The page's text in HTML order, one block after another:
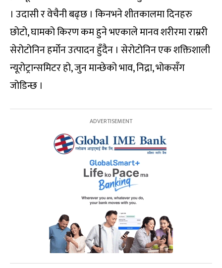
। उदासी र वेचैनी बढ्छ । किनभने शीतकालमा दिनहरु
छोटो, घामको किरण कम हुने भएकाले मानव शरीरमा राम्ररी
सेरोटोनिन हर्मोन उत्पादन हुँदैन । सेरोटोनिन एक शक्तिशाली
न्यूरोट्रान्समिटर हो, जुन मान्छेको भाव, निद्रा, भोकसँग
जोडिन्छ ।